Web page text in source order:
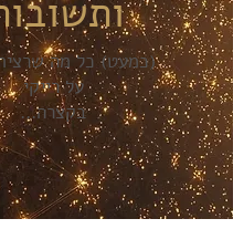
(כמעט) כל מה
על רייקי
בקצרה...